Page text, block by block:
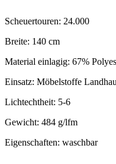
Scheuertouren: 24.000
Breite: 140 cm
Material einlagig: 67%
Einsatz: Möbelstoffe
Lichtechtheit: 5-6
Gewicht: 484 g/lfm
Eigenschaften: waschbar